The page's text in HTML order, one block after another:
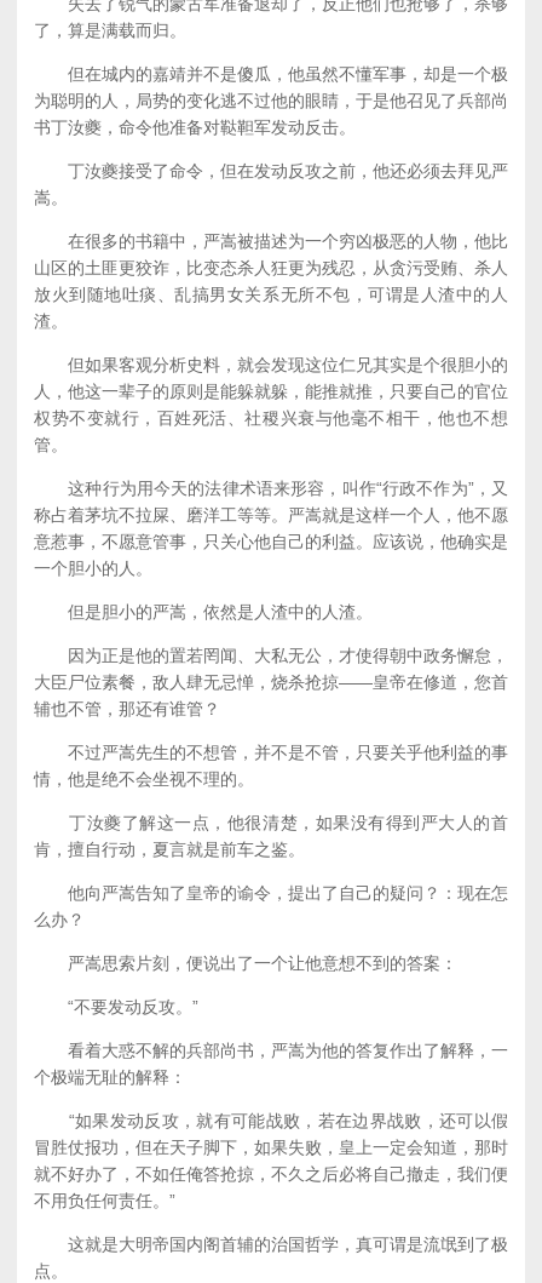
了，算是满载而归。
但在城内的嘉靖并不是傻瓜，他虽然不懂军事，却是一个极
为聪明的人，局势的变化逃不过他的眼睛，于是他召见了兵部尚
书丁汝夔，命令他准备对鞑靼军发动反击。
丁汝夔接受了命令，但在发动反攻之前，他还必须去拜见严
嵩。
在很多的书籍中，严嵩被描述为一个穷凶极恶的人物，他比
山区的土匪更狡诈，比变态杀人狂更为残忍，从贪污受贿、杀人
放火到随地吐痰、乱搞男女关系无所不包，可谓是人渣中的人
渣。
但如果客观分析史料，就会发现这位仁兄其实是个很胆小的
人，他这一辈子的原则是能躲就躲，能推就推，只要自己的官位
权势不变就行，百姓死活、社稷兴衰与他毫不相干，他也不想
管。
这种行为用今天的法律术语来形容，叫作“行政不作为”，又
称占着茅坑不拉屎、磨洋工等等。严嵩就是这样一个人，他不愿
意惹事，不愿意管事，只关心他自己的利益。应该说，他确实是
一个胆小的人。
但是胆小的严嵩，依然是人渣中的人渣。
因为正是他的置若罔闻、大私无公，才使得朝中政务懈怠，
大臣尸位素餐，敌人肆无忌惮，烧杀抢掠——皇帝在修道，您首
辅也不管，那还有谁管？
不过严嵩先生的不想管，并不是不管，只要关乎他利益的事
情，他是绝不会坐视不理的。
丁汝夔了解这一点，他很清楚，如果没有得到严大人的首
肯，擅自行动，夏言就是前车之鉴。
他向严嵩告知了皇帝的谕令，提出了自己的疑问？：现在怎
么办？
严嵩思索片刻，便说出了一个让他意想不到的答案：
“不要发动反攻。”
看着大惑不解的兵部尚书，严嵩为他的答复作出了解释，一
个极端无耻的解释：
“如果发动反攻，就有可能战败，若在边界战败，还可以假
冒胜仗报功，但在天子脚下，如果失败，皇上一定会知道，那时
就不好办了，不如任俺答抢掠，不久之后必将自己撤走，我们便
不用负任何责任。”
这就是大明帝国内阁首辅的治国哲学，真可谓是流氓到了极
点。